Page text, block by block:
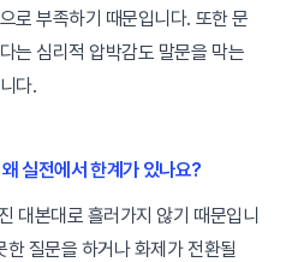
로 부족하기 때문입니다. 또한 문
는 심리적 압박감도 말문을 막는
다.
실전에서 한계가 있나요?
대본대로 흘러가지 않기 때문입니
한 질문을 하거나 화제가 전환될